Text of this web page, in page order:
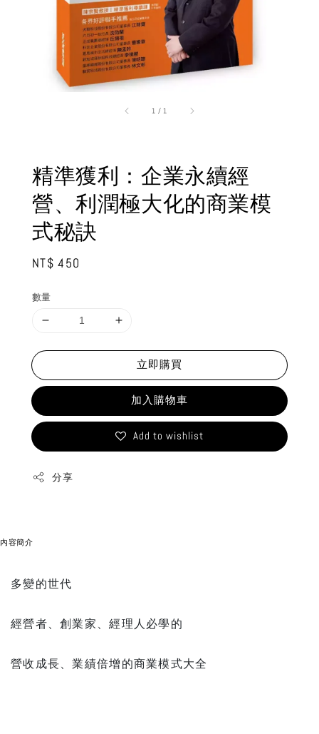
1 / 1
精準獲利：企業永續經
營、利潤極大化的商業模
式秘訣
Regular
NT$ 450
數量
立即購買
加入購物車
Add to wishlist
分享
內容簡介
多變的世代
經營者、創業家、經理人必學的
營收成長、業績倍增的商業模式大全